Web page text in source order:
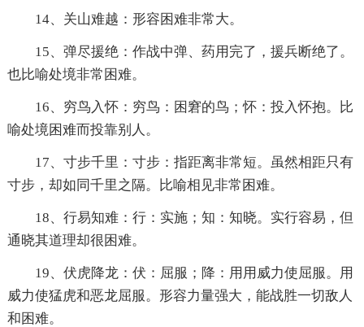
14、关山难越：形容困难非常大。
15、弹尽援绝：作战中弹、药用完了，援兵断绝了。
也比喻处境非常困难。
16、穷鸟入怀：穷鸟：困窘的鸟；怀：投入怀抱。比
喻处境困难而投靠别人。
17、寸步千里：寸步：指距离非常短。虽然相距只有
寸步，却如同千里之隔。比喻相见非常困难。
18、行易知难：行：实施；知：知晓。实行容易，但
通晓其道理却很困难。
19、伏虎降龙：伏：屈服；降：用用威力使屈服。用
威力使猛虎和恶龙屈服。形容力量强大，能战胜一切敌人
和困难。